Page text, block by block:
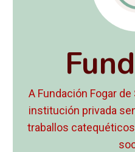
A Fundación Fogar
institución privada
traballos